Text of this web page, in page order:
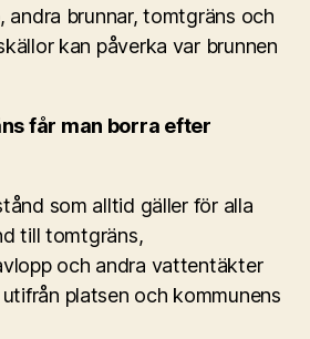
andra brunnar, tomtgräns och
kan påverka var brunnen
får man borra efter
som alltid gäller för alla
till tomtgräns,
och andra vattentäkter
platsen och kommunens